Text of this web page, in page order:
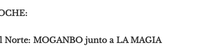
Norte: MOGANBO junto a LA MAGIA